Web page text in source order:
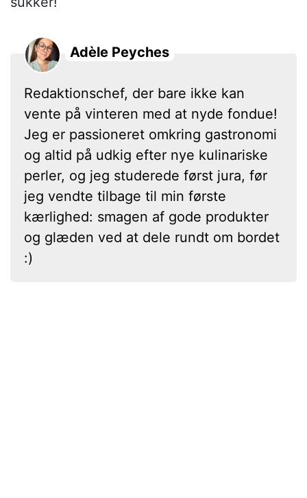
Adèle Peyches
Redaktionschef, der bare ikke kan
vente på vinteren med at nyde fondue!
Jeg er passioneret omkring gastronomi
og altid på udkig efter nye kulinariske
perler, og jeg studerede først jura, før
jeg vendte tilbage til min første
kærlighed: smagen af gode produkter
og glæden ved at dele rundt om bordet
:)